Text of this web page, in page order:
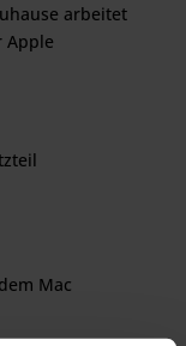
arbeitet
Apple
Mac